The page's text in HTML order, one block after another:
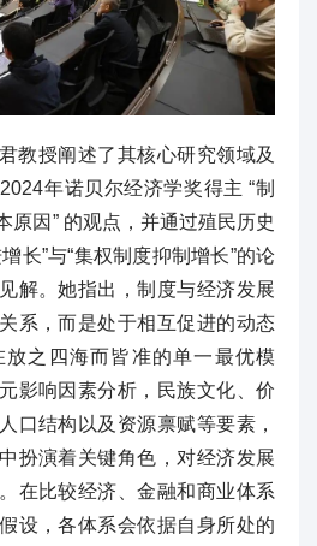
教授阐述了其核心研究领域及
年诺贝尔经济学奖得主 “制
原因” 的观点，并通过殖民历史
长”与“集权制度抑制增长”的论
解。她指出，制度与经济发展
系，而是处于相互促进的动态
之四海而皆准的单一最优模
影响因素分析，民族文化、价
口结构以及资源禀赋等要素，
扮演着关键角色，对经济发展
在比较经济、金融和商业体系
设，各体系会依据自身所处的